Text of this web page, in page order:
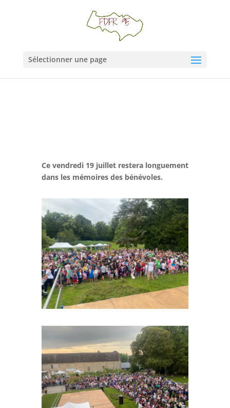
Sélectionner une page
Ce vendredi 19 juillet restera longuement
dans les mémoires des bénévoles.